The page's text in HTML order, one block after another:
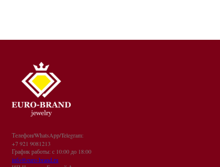
Телефон/WhatsApp/Telegram:
+7 921 9081213
График работы: с 10:00 до 18:00
info@euro-brand.ru